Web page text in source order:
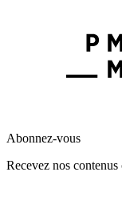
Abonnez-vous
Recevez nos